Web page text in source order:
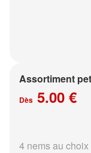
Assortiment
Dès 5.00 €
4 nems au